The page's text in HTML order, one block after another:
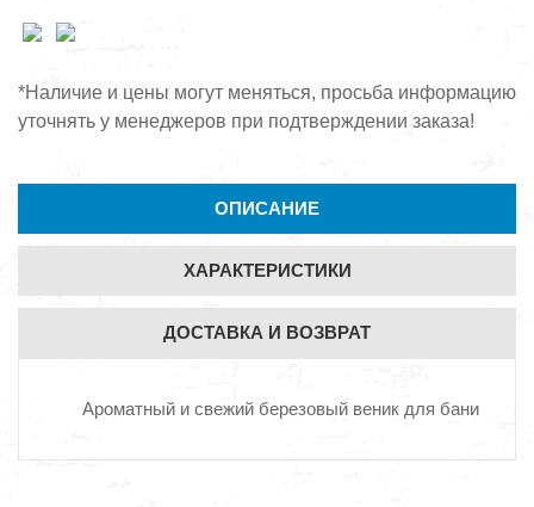
*Наличие и цены могут меняться, просьба информацию
уточнять у менеджеров при подтверждении заказа!
ОПИСАНИЕ
ХАРАКТЕРИСТИКИ
ДОСТАВКА И ВОЗВРАТ
Ароматный и свежий березовый веник для бани